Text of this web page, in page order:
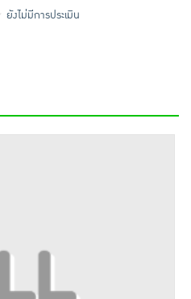
ยังไม่มีการประเมิน